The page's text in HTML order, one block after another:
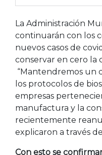
La Administración
continuarán con los
nuevos casos de
conservar en cero la
“Mantendremos un
los protocolos de
empresas
manufactura y la
recientemente
explicaron a través
Con esto se